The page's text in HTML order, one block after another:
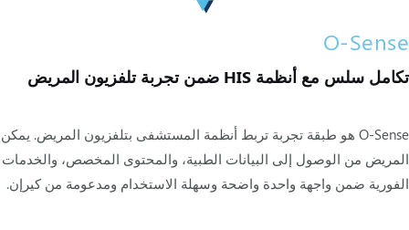
O-Sense
تكامل سلس مع أنظمة HIS ضمن تجربة تلفزيون المريض
O-Sense هو طبقة تجربة تربط أنظمة المستشفى بتلفزيون المريض. يمكن
المريض من الوصول إلى البيانات الطبية، والمحتوى المخصص، والخدمات
الفورية ضمن واجهة واحدة واضحة وسهلة الاستخدام ومدعومة من كيرإن.